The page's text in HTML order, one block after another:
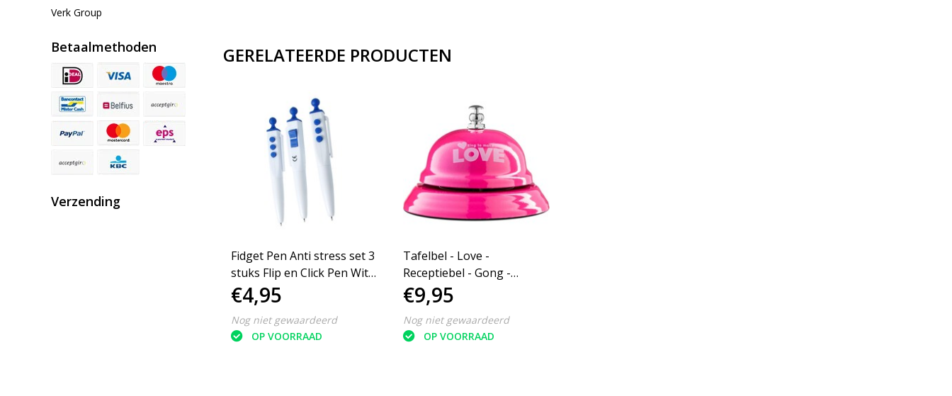
Verk Group
Betaalmethoden
Verzending
GERELATEERDE PRODUCTEN
Fidget Pen Anti stress set 3
stuks Flip en Click Pen Wit-
Blauw
€4,95
Nog niet gewaardeerd
OP VOORRAAD
Tafelbel - Love -
Receptiebel - Gong -
Handbel - Kantoorartikelen
- Hotelbel - Tafelbelletje
€9,95
Nog niet gewaardeerd
OP VOORRAAD